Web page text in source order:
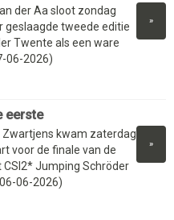
»
der Aa sloot zondag
geslaagde tweede editie
Twente als een ware
06-2026)
eerste
»
Zwartjens kwam zaterdag
voor de finale van de
CSI2* Jumping Schröder
06-2026)